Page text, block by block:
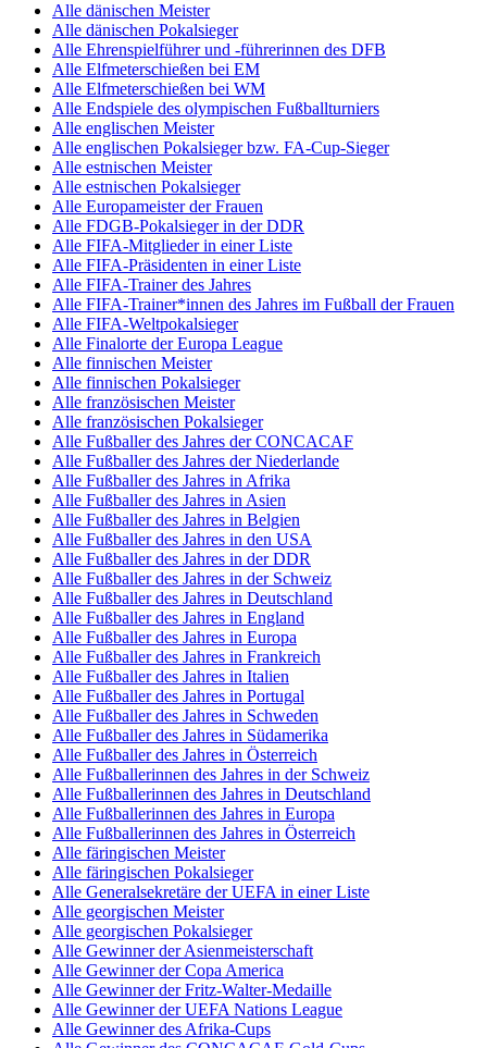
Alle dänischen Meister
Alle dänischen Pokalsieger
Alle Ehrenspielführer und -führerinnen des DFB
Alle Elfmeterschießen bei EM
Alle Elfmeterschießen bei WM
Alle Endspiele des olympischen Fußballturniers
Alle englischen Meister
Alle englischen Pokalsieger bzw. FA-Cup-Sieger
Alle estnischen Meister
Alle estnischen Pokalsieger
Alle Europameister der Frauen
Alle FDGB-Pokalsieger in der DDR
Alle FIFA-Mitglieder in einer Liste
Alle FIFA-Präsidenten in einer Liste
Alle FIFA-Trainer des Jahres
Alle FIFA-Trainer*innen des Jahres im Fußball der Frauen
Alle FIFA-Weltpokalsieger
Alle Finalorte der Europa League
Alle finnischen Meister
Alle finnischen Pokalsieger
Alle französischen Meister
Alle französischen Pokalsieger
Alle Fußballer des Jahres der CONCACAF
Alle Fußballer des Jahres der Niederlande
Alle Fußballer des Jahres in Afrika
Alle Fußballer des Jahres in Asien
Alle Fußballer des Jahres in Belgien
Alle Fußballer des Jahres in den USA
Alle Fußballer des Jahres in der DDR
Alle Fußballer des Jahres in der Schweiz
Alle Fußballer des Jahres in Deutschland
Alle Fußballer des Jahres in England
Alle Fußballer des Jahres in Europa
Alle Fußballer des Jahres in Frankreich
Alle Fußballer des Jahres in Italien
Alle Fußballer des Jahres in Portugal
Alle Fußballer des Jahres in Schweden
Alle Fußballer des Jahres in Südamerika
Alle Fußballer des Jahres in Österreich
Alle Fußballerinnen des Jahres in der Schweiz
Alle Fußballerinnen des Jahres in Deutschland
Alle Fußballerinnen des Jahres in Europa
Alle Fußballerinnen des Jahres in Österreich
Alle färingischen Meister
Alle färingischen Pokalsieger
Alle Generalsekretäre der UEFA in einer Liste
Alle georgischen Meister
Alle georgischen Pokalsieger
Alle Gewinner der Asienmeisterschaft
Alle Gewinner der Copa America
Alle Gewinner der Fritz-Walter-Medaille
Alle Gewinner der UEFA Nations League
Alle Gewinner des Afrika-Cups